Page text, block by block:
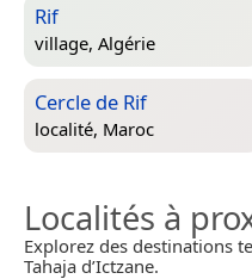
Rif
village, Algérie
Cercle de Rif
localité, Maroc
Localités à
Explorez des destinations
Tahaja d’Ictzane.